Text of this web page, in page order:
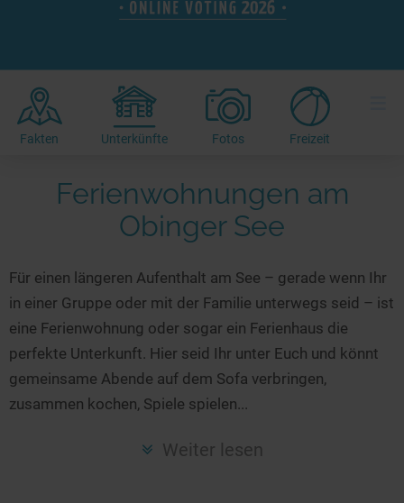
Radtouren am See
Kitesurfen
Kanu- & Kajaktouren
Badeseen in Deutschland
Wellness am See
Gourmet-Urlaub
Urlaub an der Küste
Unterkünfte
Hotels am See
Ferienwohnungen
Camping
Wanderurlaub
Bikeurlaub
Auszeit & Wellness
Camping am See
Top-Hotels
Familienhotels
Biohotels
Ausgefallenes
Häuser auf dem Wasser
Hundefreundliche Unterkünfte
Glamping
Seen in Deutschland
Seen in Europa
Überwachte Badestellen
Deutschlands schönste Seen
Top Seen nach Bundesländern
Top Seen nach Regionen
Deutschlands Lieblingsseen
Seen in Europa
Fakten Unterkünfte Fotos Freizeit
Ferienwohnungen am
Obinger See
Für einen längeren Aufenthalt am See – gerade wenn Ihr
in einer Gruppe oder mit der Familie unterwegs seid – ist
eine Ferienwohnung oder sogar ein Ferienhaus die
perfekte Unterkunft. Hier seid Ihr unter Euch und könnt
gemeinsame Abende auf dem Sofa verbringen,
zusammen kochen, Spiele spielen...
Weiter lesen